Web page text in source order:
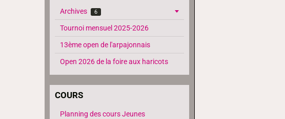
Archives 6
Tournoi mensuel 2025-2026
13ème open de l'arpajonnais
Open 2026 de la foire aux haricots
COURS
Planning des cours Jeunes